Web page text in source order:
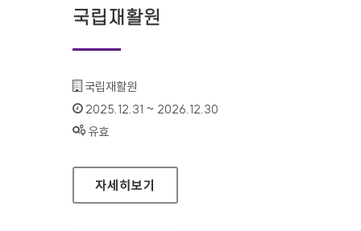
국립재활원
기관명 :
국립재활원
인증기간 :
2025.12.31 ~ 2026.12.30
상태 :
유효
국립재활원
자세히보기